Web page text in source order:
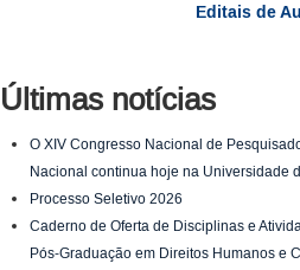
Editais de
Últimas notícias
O XIV Congresso Nacional de
Nacional continua hoje na Universidade
Processo Seletivo 2026
Caderno de Oferta de Disciplinas e
Pós-Graduação em Direitos Humanos e